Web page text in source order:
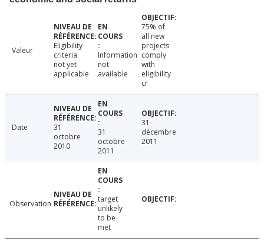
Valeur
Eligibility
criteria
not yet
applicable
Information
not
available
75% of
all new
projects
comply
with
eligibility
cr
Date
31
octobre
2010
31
octobre
2011
31
décembre
2011
Observation
target
unlikely
to be
met